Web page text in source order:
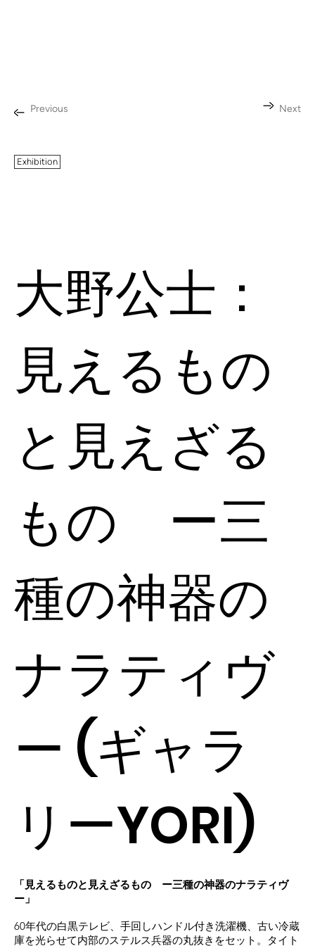
Previous Next
Exhibition
大野公士：
見えるもの
と見えざる
もの ー三
種の神器の
ナラティヴ
ー (ギャラ
リーYORI)
「見えるものと見えざるもの ー三種の神器のナラティヴ
ー」
60年代の白黒テレビ、手回しハンドル付き洗濯機、古い冷蔵
庫を光らせて内部のステルス兵器の丸抜きをセット。タイト